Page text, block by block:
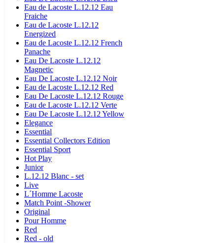
Eau de Lacoste L.12.12 Eau
Fraiche
Eau de Lacoste L.12.12
Energized
Eau de Lacoste L.12.12 French
Panache
Eau De Lacoste L.12.12
Magnetic
Eau De Lacoste L.12.12 Noir
Eau de Lacoste L.12.12 Red
Eau De Lacoste L.12.12 Rouge
Eau de Lacoste L.12.12 Verte
Eau De Lacoste L.12.12 Yellow
Elegance
Essential
Essential Collectors Edition
Essential Sport
Hot Play
Junior
L.12.12 Blanc - set
Live
L´Homme Lacoste
Match Point -Shower
Original
Pour Homme
Red
Red - old